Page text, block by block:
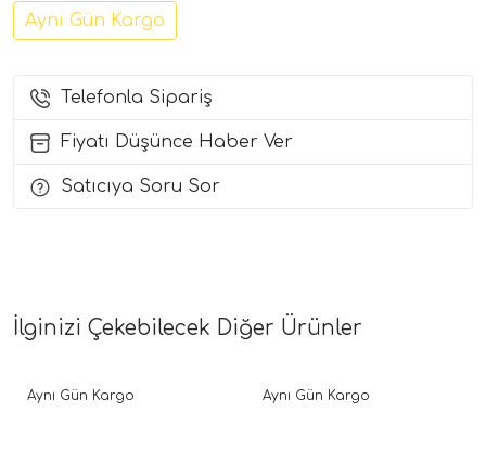
Aynı Gün Kargo
Telefonla Sipariş
Fiyatı Düşünce Haber Ver
Satıcıya Soru Sor
İlginizi Çekebilecek Diğer Ürünler
Aynı Gün Kargo Aynı Gün Kargo